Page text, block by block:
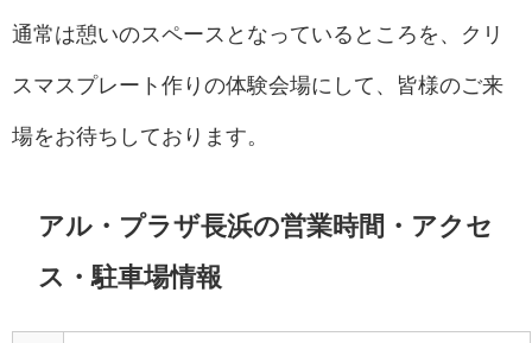
通常は憩いのスペースとなっているところを、クリ
スマスプレート作りの体験会場にして、皆様のご来
場をお待ちしております。
アル・プラザ長浜の営業時間・アクセ
ス・駐車場情報